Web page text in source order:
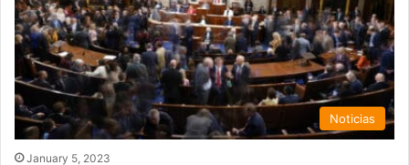
Noticias
January 5, 2023